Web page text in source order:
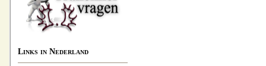
Links in Nederland